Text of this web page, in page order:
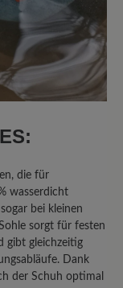
zu finden.
auch
da er im
was
die für
wasserdicht
bei kleinen
sorgt für festen
gibt gleichzeitig
Dank
der Schuh optimal